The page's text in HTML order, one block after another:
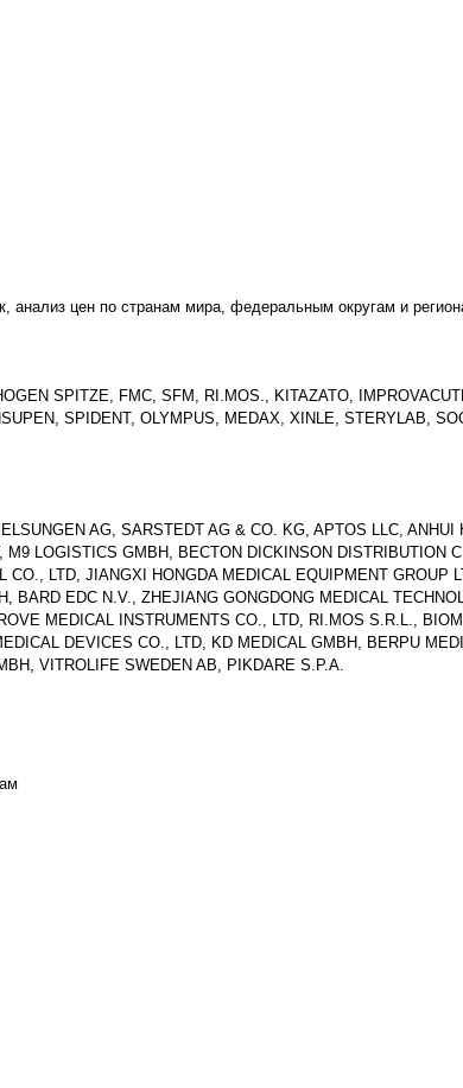
анализ цен по странам мира, федеральным округам и
SPITZE, FMC, SFM, RI.MOS., KITAZATO,
SPIDENT, OLYMPUS, MEDAX, XINLE, STERYLAB,
AG, SARSTEDT AG & CO. KG, APTOS LLC, ANHUI
LOGISTICS GMBH, BECTON DICKINSON DISTRIBUTION
LTD, JIANGXI HONGDA MEDICAL EQUIPMENT GROUP
BARD EDC N.V., ZHEJIANG GONGDONG MEDICAL
MEDICAL INSTRUMENTS CO., LTD, RI.MOS S.R.L.,
DEVICES CO., LTD, KD MEDICAL GMBH, BERPU
VITROLIFE SWEDEN AB, PIKDARE S.P.A.